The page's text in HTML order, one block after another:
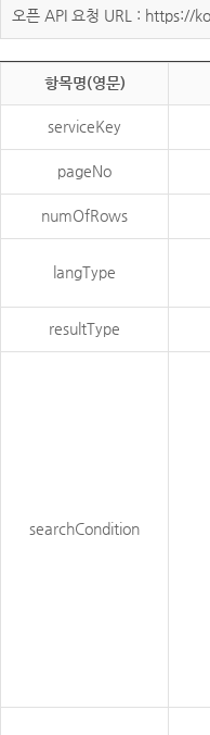
오픈 API 요청 URL : https://
항목명(영문)
serviceKey
pageNo
numOfRows
langType
resultType
searchCondition